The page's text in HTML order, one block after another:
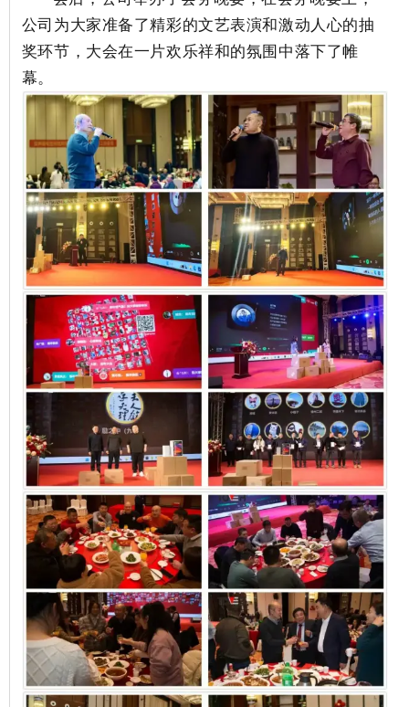
公司为大家准备了精彩的文艺表演和激动人心的抽
奖环节，大会在一片欢乐祥和的氛围中落下了帷
幕。